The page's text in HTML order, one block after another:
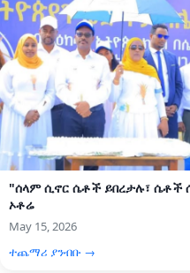
"ሰላም ሲኖር ሴቶች ይበረታሉ፣ ሴቶች
ኦቶሬ
May 15, 2026
ተጨማሪ ያንብቡ →